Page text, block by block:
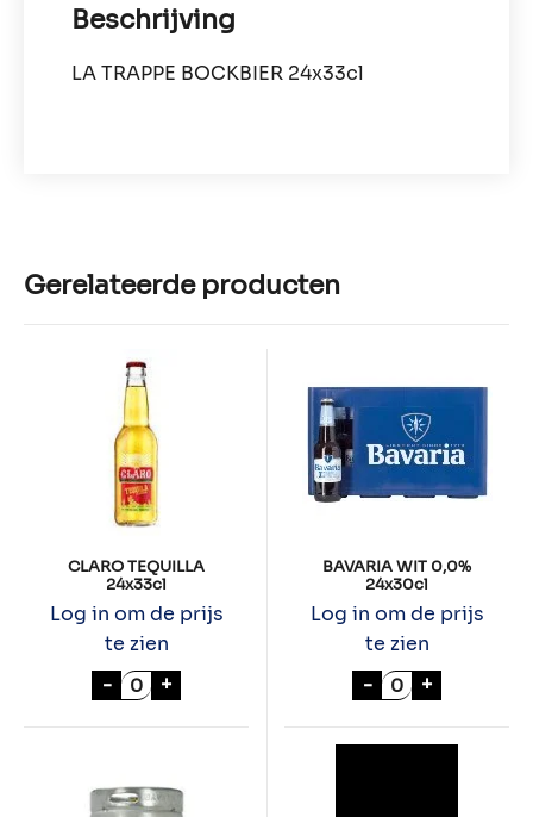
Beschrijving
LA TRAPPE BOCKBIER 24x33cl
Gerelateerde producten
CLARO TEQUILLA
24x33cl
Log in om de prijs
te zien
- CLARO TEQUILLA 24x33cl aantal
+
BAVARIA WIT 0,0%
24x30cl
Log in om de prijs
te zien
- BAVARIA WIT
+